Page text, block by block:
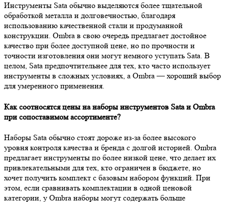
Инструменты Sata обычно выделяются более тщательной
обработкой металла и долговечностью, благодаря
использованию качественной стали и продуманной
конструкции. Ombra в свою очередь предлагает достойное
качество при более доступной цене, но по прочности и
точности изготовления они могут немного уступать Sata. В
целом, Sata предпочтительнее для тех, кто часто использует
инструменты в сложных условиях, а Ombra — хороший выбор
для умеренного применения.
Как соотносятся цены на наборы инструментов Sata и Ombra
при сопоставимом ассортименте?
Наборы Sata обычно стоят дороже из-за более высокого
уровня контроля качества и бренда с долгой историей. Ombra
предлагает инструменты по более низкой цене, что делает их
привлекательными для тех, кто ограничен в бюджете, но
хочет получить комплект с базовым набором функций. При
этом, если сравнивать комплектации в одной ценовой
категории, у Ombra наборы могут содержать больше